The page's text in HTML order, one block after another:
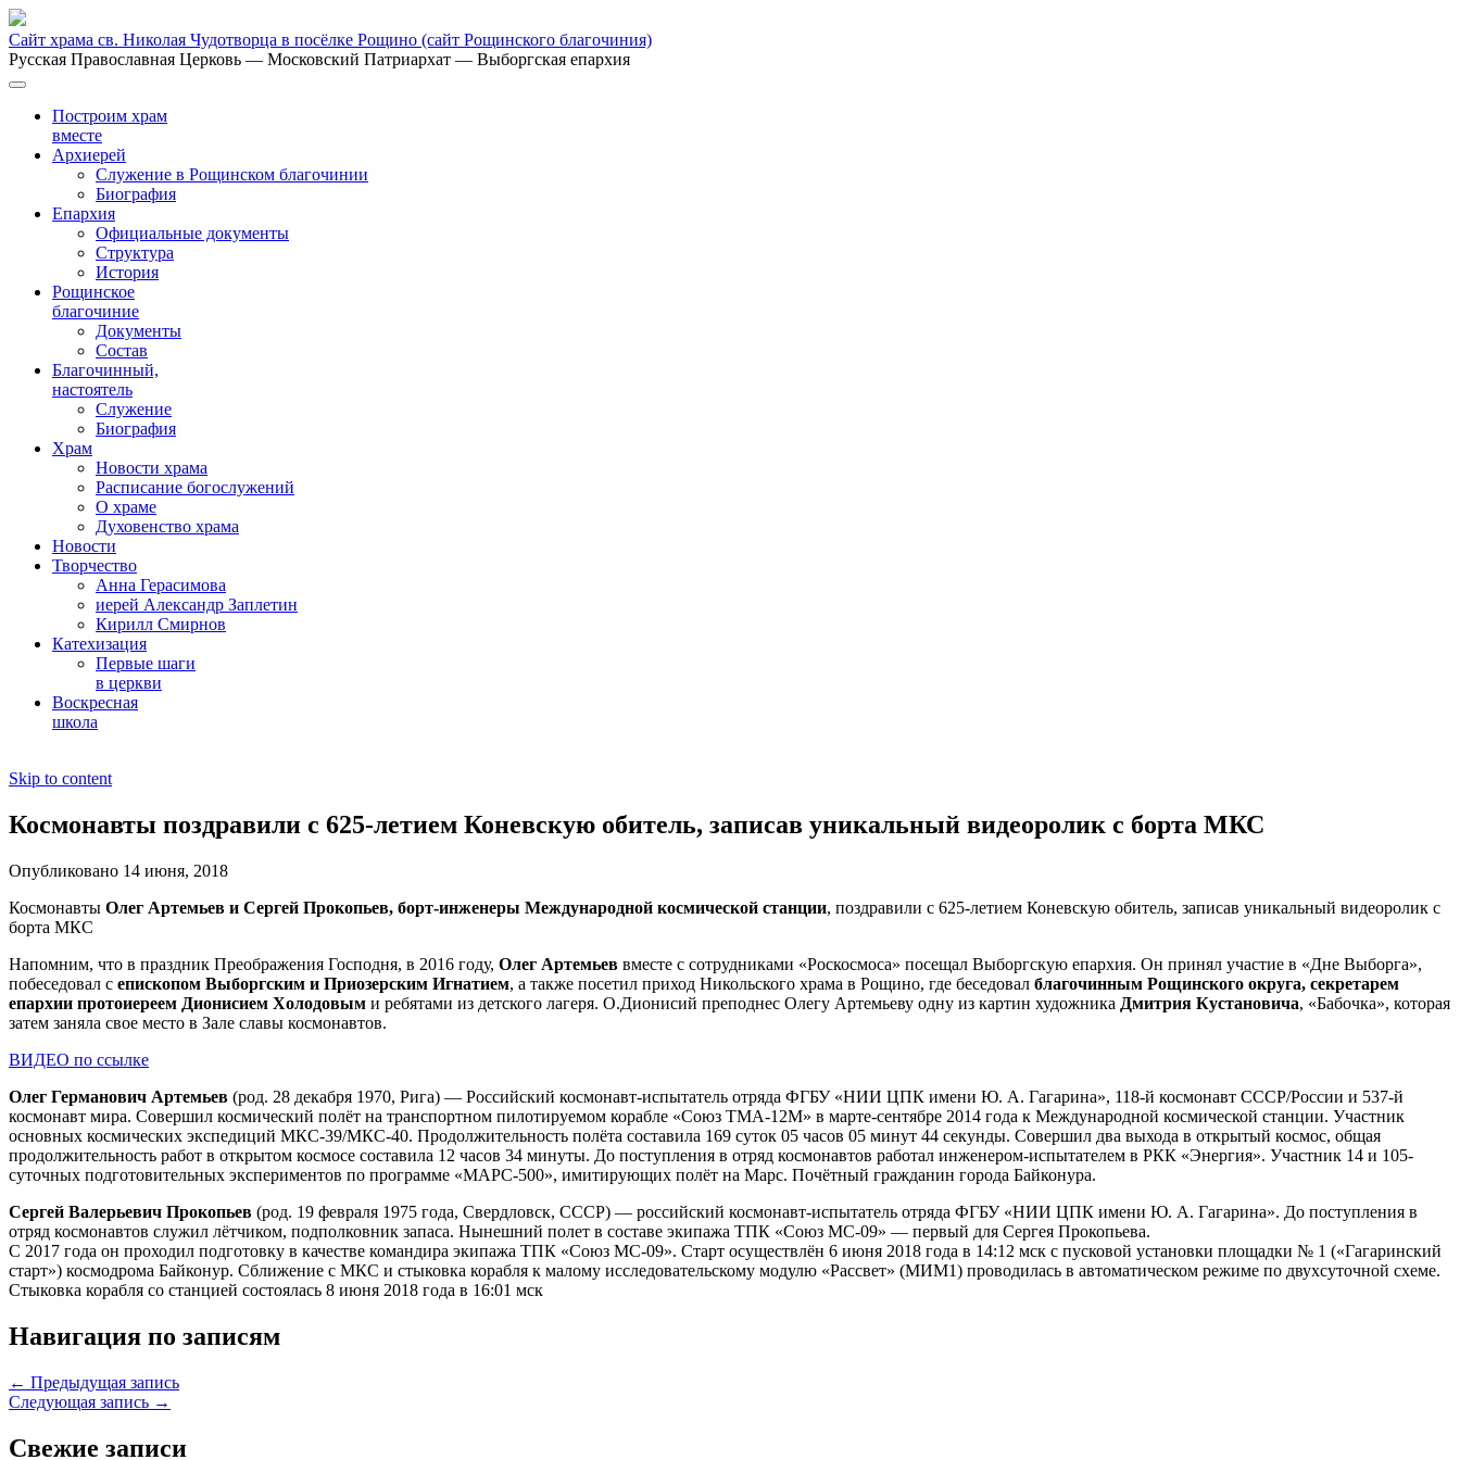
Сайт храма св. Николая Чудотворца в посёлке Рощино (сайт Рощинского благочиния)
Русская Православная Церковь — Московский Патриархат — Выборгская епархия
Построим храм
вместе
Архиерей
Служение в Рощинском благочинии
Биография
Епархия
Официальные документы
Структура
История
Рощинское
благочиние
Документы
Состав
Благочинный,
настоятель
Служение
Биография
Храм
Новости храма
Расписание богослужений
О храме
Духовенство храма
Новости
Творчество
Анна Герасимова
иерей Александр Заплетин
Кирилл Смирнов
Катехизация
Первые шаги
в церкви
Воскресная
школа
Skip to content
Космонавты поздравили с 625-летием Коневскую обитель, записав уникальный видеоролик с борта МКС
Опубликовано 14 июня, 2018
Космонавты Олег Артемьев и Сергей Прокопьев, борт-инженеры Международной космической станции, поздравили с 625-летием Коневскую обитель, записав уникальный видеоролик с
борта МКС
Напомним, что в праздник Преображения Господня, в 2016 году, Олег Артемьев вместе с сотрудниками «Роскосмоса» посещал Выборгскую епархия. Он принял участие в «Дне Выборга»,
побеседовал с епископом Выборгским и Приозерским Игнатием, а также посетил приход Никольского храма в Рощино, где беседовал благочинным Рощинского округа, секретарем
епархии протоиереем Дионисием Холодовым и ребятами из детского лагеря. О.Дионисий преподнес Олегу Артемьеву одну из картин художника Дмитрия Кустановича, «Бабочка», которая
затем заняла свое место в Зале славы космонавтов.
ВИДЕО по ссылке
Олег Германович Артемьев (род. 28 декабря 1970, Рига) — Российский космонавт-испытатель отряда ФГБУ «НИИ ЦПК имени Ю. А. Гагарина», 118-й космонавт СССР/России и 537-й
космонавт мира. Совершил космический полёт на транспортном пилотируемом корабле «Союз ТМА-12М» в марте-сентябре 2014 года к Международной космической станции. Участник
основных космических экспедиций МКС-39/МКС-40. Продолжительность полёта составила 169 суток 05 часов 05 минут 44 секунды. Совершил два выхода в открытый космос, общая
продолжительность работ в открытом космосе составила 12 часов 34 минуты. До поступления в отряд космонавтов работал инженером-испытателем в РКК «Энергия». Участник 14 и 105-
суточных подготовительных экспериментов по программе «МАРС-500», имитирующих полёт на Марс. Почётный гражданин города Байконура.
Сергей Валерьевич Прокопьев (род. 19 февраля 1975 года, Свердловск, СССР) — российский космонавт-испытатель отряда ФГБУ «НИИ ЦПК имени Ю. А. Гагарина». До поступления в
отряд космонавтов служил лётчиком, подполковник запаса. Нынешний полет в составе экипажа ТПК «Союз МС-09» — первый для Сергея Прокопьева.
С 2017 года он проходил подготовку в качестве командира экипажа ТПК «Союз МС-09». Старт осуществлён 6 июня 2018 года в 14:12 мск с пусковой установки площадки № 1 («Гагаринский
старт») космодрома Байконур. Сближение с МКС и стыковка корабля к малому исследовательскому модулю «Рассвет» (МИМ1) проводилась в автоматическом режиме по двухсуточной схеме.
Стыковка корабля со станцией состоялась 8 июня 2018 года в 16:01 мск
Навигация по записям
← Предыдущая запись
Следующая запись →
Свежие записи